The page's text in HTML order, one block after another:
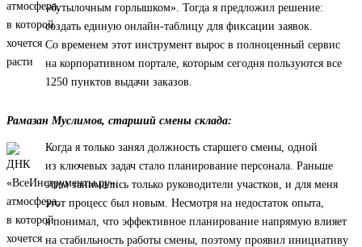
«бутылочным горлышком». Тогда я предложил решение:
создать единую онлайн-таблицу для фиксации заявок.
Со временем этот инструмент вырос в полноценный сервис
на корпоративном портале, которым сегодня пользуются все
1250 пунктов выдачи заказов.
Рамазан Муслимов, старший смены склада:
Когда я только занял должность старшего смены, одной
из ключевых задач стало планирование персонала. Раньше
этим занимались только руководители участков, и для меня
этот процесс был новым. Несмотря на недостаток опыта,
я понимал, что эффективное планирование напрямую влияет
на стабильность работы смены, поэтому проявил инициативу